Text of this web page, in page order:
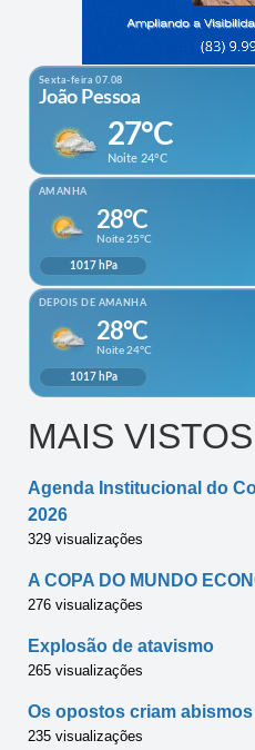
MAIS VISTOS
Agenda Institucional do
2026
329 visualizações
A COPA DO MUNDO
276 visualizações
Explosão de atavismo
265 visualizações
Os opostos criam abismos
235 visualizações